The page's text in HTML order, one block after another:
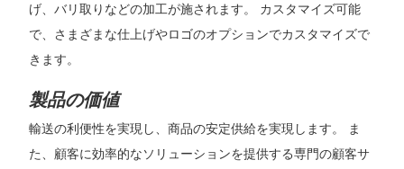
げ、バリ取りなどの加工が施されます。 カスタマイズ可能
で、さまざまな仕上げやロゴのオプションでカスタマイズで
きます。
製品の価値
輸送の利便性を実現し、商品の安定供給を実現します。 ま
た、顧客に効率的なソリューションを提供する専門の顧客サ